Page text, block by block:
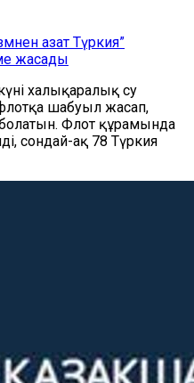
азат Түркия”
жасады
халықаралық су
шабуыл жасап,
болатын. Флот құрамында
сондай-ақ 78 Түркия